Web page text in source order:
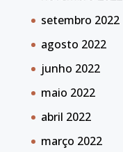
setembro 2022
agosto 2022
junho 2022
maio 2022
abril 2022
março 2022